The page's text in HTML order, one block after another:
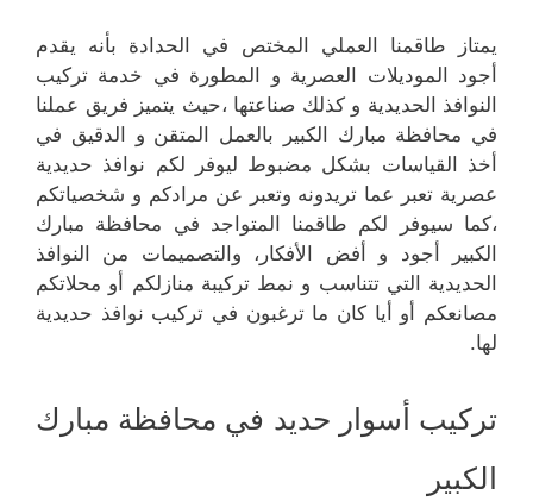
يمتاز طاقمنا العملي المختص في الحدادة بأنه يقدم
أجود الموديلات العصرية و المطورة في خدمة تركيب
النوافذ الحديدية و كذلك صناعتها ،حيث يتميز فريق عملنا
في محافظة مبارك الكبير بالعمل المتقن و الدقيق في
أخذ القياسات بشكل مضبوط ليوفر لكم نوافذ حديدية
عصرية تعبر عما تريدونه وتعبر عن مرادكم و شخصياتكم
،كما سيوفر لكم طاقمنا المتواجد في محافظة مبارك
الكبير أجود و أفض الأفكار، والتصميمات من النوافذ
الحديدية التي تتناسب و نمط تركيبة منازلكم أو محلاتكم
مصانعكم أو أيا كان ما ترغبون في تركيب نوافذ حديدية
لها.
تركيب أسوار حديد في محافظة مبارك
الكبير